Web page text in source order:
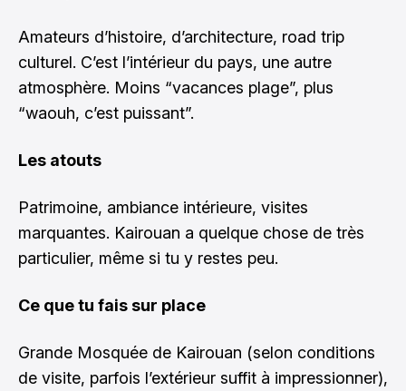
Amateurs d’histoire, d’architecture, road trip
culturel. C’est l’intérieur du pays, une autre
atmosphère. Moins “vacances plage”, plus
“waouh, c’est puissant”.
Les atouts
Patrimoine, ambiance intérieure, visites
marquantes. Kairouan a quelque chose de très
particulier, même si tu y restes peu.
Ce que tu fais sur place
Grande Mosquée de Kairouan (selon conditions
de visite, parfois l’extérieur suffit à impressionner),